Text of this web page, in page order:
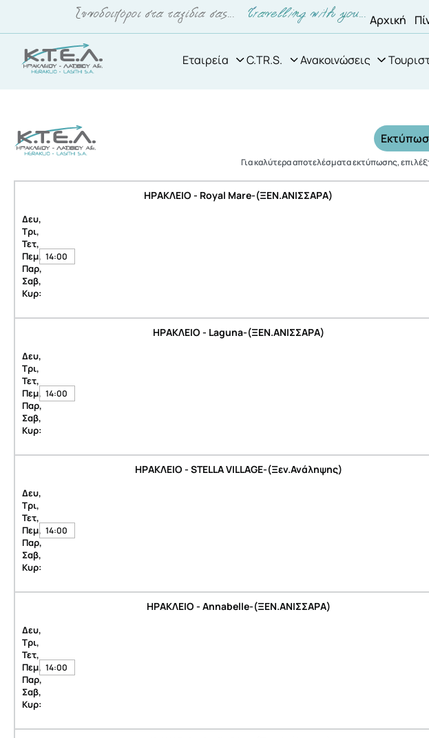
Αρχική
Εταιρεία C.TR.S. Ανακοινώσεις
Για καλύτερα αποτελέσματα εκτύπωσης,
ΗΡΑΚΛΕΙΟ - Royal Mare-(ΞΕΝ.ΑΝΙΣΣΑΡΑ)
Δευ,
Τρι,
Τετ,
Πεμ,
Παρ,
Σαβ,
Κυρ:
14:00
ΗΡΑΚΛΕΙΟ - Laguna-(ΞΕΝ.ΑΝΙΣΣΑΡΑ)
Δευ,
Τρι,
Τετ,
Πεμ,
Παρ,
Σαβ,
Κυρ:
14:00
ΗΡΑΚΛΕΙΟ - STELLA VILLAGE-(Ξεν.Ανάληψης)
Δευ,
Τρι,
Τετ,
Πεμ,
Παρ,
Σαβ,
Κυρ:
14:00
ΗΡΑΚΛΕΙΟ - Annabelle-(ΞΕΝ.ΑΝΙΣΣΑΡΑ)
Δευ,
Τρι,
Τετ,
Πεμ,
Παρ,
Σαβ,
Κυρ:
14:00